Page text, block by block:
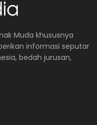
Muda khususnya
informasi seputar
bedah jurusan,